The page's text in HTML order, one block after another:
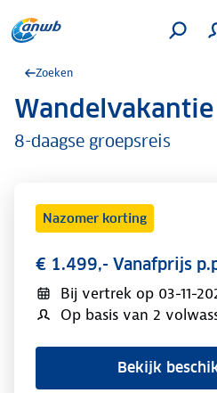
Zoeken
8-daagse groepsreis
Nazomer korting
€ 1.499,- Vanafprijs
Bij vertrek op 03-11-
Op basis van 2
Bekijk